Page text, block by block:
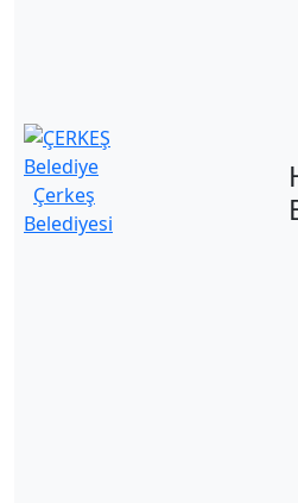
Çerkeş
Belediyesi